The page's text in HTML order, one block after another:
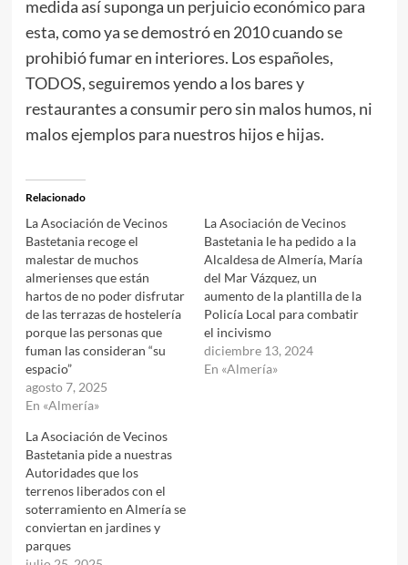
medida así suponga un perjuicio económico para
esta, como ya se demostró en 2010 cuando se
prohibió fumar en interiores. Los españoles,
TODOS, seguiremos yendo a los bares y
restaurantes a consumir pero sin malos humos, ni
malos ejemplos para nuestros hijos e hijas.
Relacionado
La Asociación de Vecinos
Bastetania recoge el
malestar de muchos
almerienses que están
hartos de no poder disfrutar
de las terrazas de hostelería
porque las personas que
fuman las consideran “su
espacio”
agosto 7, 2025
En «Almería»
La Asociación de Vecinos
Bastetania le ha pedido a la
Alcaldesa de Almería, María
del Mar Vázquez, un
aumento de la plantilla de la
Policía Local para combatir
el incivismo
diciembre 13, 2024
En «Almería»
La Asociación de Vecinos
Bastetania pide a nuestras
Autoridades que los
terrenos liberados con el
soterramiento en Almería se
conviertan en jardines y
parques